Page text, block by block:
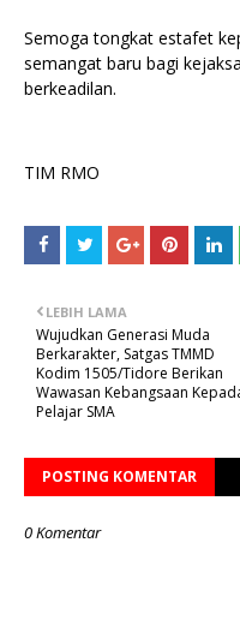
Semoga tongkat estafet
semangat baru bagi
berkeadilan.
TIM RMO
LEBIH LAMA
Wujudkan Generasi Muda
Berkarakter, Satgas TMMD
Kodim 1505/Tidore Berikan
Wawasan Kebangsaan
Pelajar SMA
POSTING KOMENTAR
0 Komentar